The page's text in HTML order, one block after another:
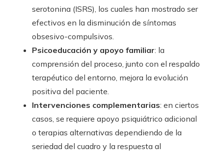
serotonina (ISRS), los cuales han mostrado ser
efectivos en la disminución de síntomas
obsesivo-compulsivos.
Psicoeducación y apoyo familiar: la
comprensión del proceso, junto con el respaldo
terapéutico del entorno, mejora la evolución
positiva del paciente.
Intervenciones complementarias: en ciertos
casos, se requiere apoyo psiquiátrico adicional
o terapias alternativas dependiendo de la
seriedad del cuadro y la respuesta al